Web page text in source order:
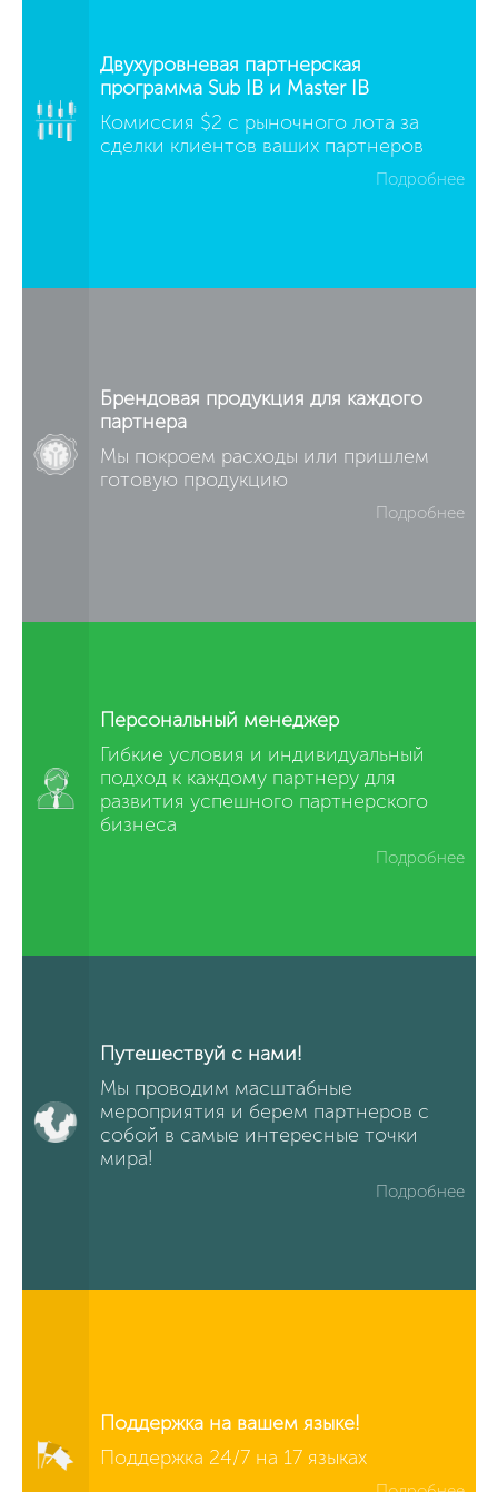
Двухуровневая партнерская
программа Sub IB и Master IB
Комиссия $2 с рыночного лота за
сделки клиентов ваших партнеров
Подробнее
Брендовая продукция для каждого
партнера
Мы покроем расходы или пришлем
готовую продукцию
Подробнее
Персональный менеджер
Гибкие условия и индивидуальный
подход к каждому партнеру для
развития успешного партнерского
бизнеса
Подробнее
Путешествуй с нами!
Мы проводим масштабные
мероприятия и берем партнеров с
собой в самые интересные точки
мира!
Подробнее
Поддержка на вашем языке!
Поддержка 24/7 на 17 языках